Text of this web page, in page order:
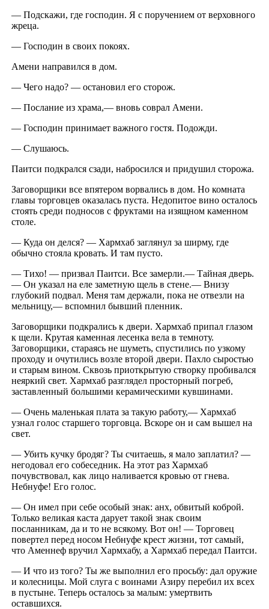
— Подскажи, где господин. Я с поручением от верховного
жреца.
— Господин в своих покоях.
Амени направился в дом.
— Чего надо? — остановил его сторож.
— Послание из храма,— вновь соврал Амени.
— Господин принимает важного гостя. Подожди.
— Слушаюсь.
Паитси подкрался сзади, набросился и придушил сторожа.
Заговорщики все впятером ворвались в дом. Но комната
главы торговцев оказалась пуста. Недопитое вино осталось
стоять среди подносов с фруктами на изящном каменном
столе.
— Куда он делся? — Хармхаб заглянул за ширму, где
обычно стояла кровать. И там пусто.
— Тихо! — призвал Паитси. Все замерли.— Тайная дверь.
— Он указал на еле заметную щель в стене.— Внизу
глубокий подвал. Меня там держали, пока не отвезли на
мельницу,— вспомнил бывший пленник.
Заговорщики подкрались к двери. Хармхаб припал глазом
к щели. Крутая каменная лесенка вела в темноту.
Заговорщики, стараясь не шуметь, спустились по узкому
проходу и очутились возле второй двери. Пахло сыростью
и старым вином. Сквозь приоткрытую створку пробивался
неяркий свет. Хармхаб разглядел просторный погреб,
заставленный большими керамическими кувшинами.
— Очень маленькая плата за такую работу,— Хармхаб
узнал голос старшего торговца. Вскоре он и сам вышел на
свет.
— Убить кучку бродяг? Ты считаешь, я мало заплатил? —
негодовал его собеседник. На этот раз Хармхаб
почувствовал, как лицо наливается кровью от гнева.
Небнуфе! Его голос.
— Он имел при себе особый знак: анх, обвитый коброй.
Только великая каста дарует такой знак своим
посланникам, да и то не всякому. Вот он! — Торговец
повертел перед носом Небнуфе крест жизни, тот самый,
что Аменнеф вручил Хармхабу, а Хармхаб передал Паитси.
— И что из того? Ты же выполнил его просьбу: дал оружие
и колесницы. Мой слуга с воинами Азиру перебил их всех
в пустыне. Теперь осталось за малым: умертвить
оставшихся.